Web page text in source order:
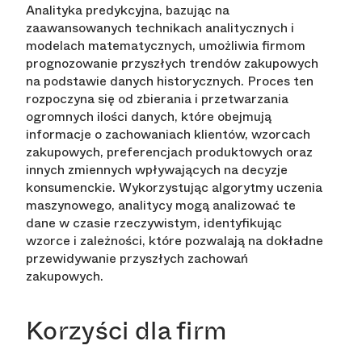
Analityka predykcyjna, bazując na
zaawansowanych technikach analitycznych i
modelach matematycznych, umożliwia firmom
prognozowanie przyszłych trendów zakupowych
na podstawie danych historycznych. Proces ten
rozpoczyna się od zbierania i przetwarzania
ogromnych ilości danych, które obejmują
informacje o zachowaniach klientów, wzorcach
zakupowych, preferencjach produktowych oraz
innych zmiennych wpływających na decyzje
konsumenckie. Wykorzystując algorytmy uczenia
maszynowego, analitycy mogą analizować te
dane w czasie rzeczywistym, identyfikując
wzorce i zależności, które pozwalają na dokładne
przewidywanie przyszłych zachowań
zakupowych.
Korzyści dla firm